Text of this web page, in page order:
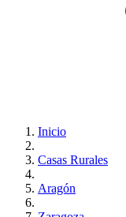
Inicio
Casas Rurales
Aragón